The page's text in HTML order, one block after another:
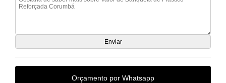
Orçamento por Whatsapp